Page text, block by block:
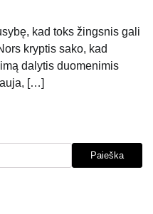
kad toks žingsnis gali
kryptis sako, kad
dalytis duomenimis
[…]
Paieška